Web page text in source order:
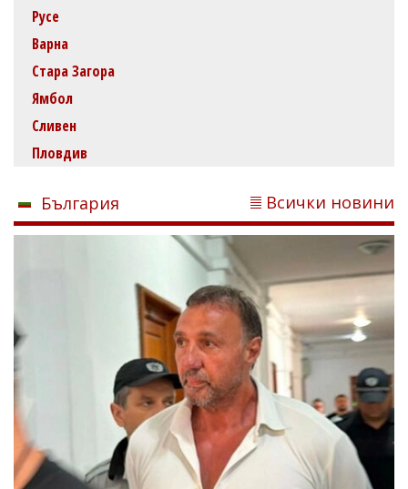
Русе
Варна
Стара Загора
Ямбол
Сливен
Пловдив
България Всички новини